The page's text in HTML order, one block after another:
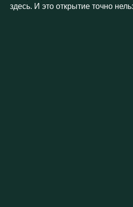
здесь. И это открытие точно